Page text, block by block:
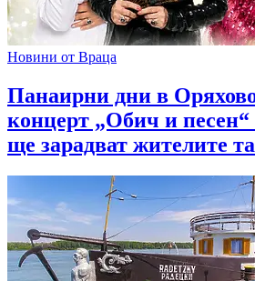
Новини от Враца
Панаирни дни в
концерт „Обич и
ще зарадват жителите